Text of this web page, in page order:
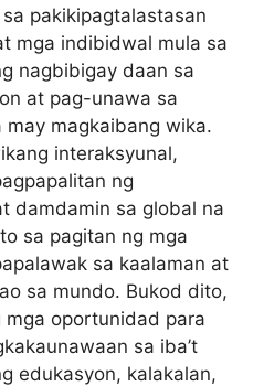
pakikipagtalastasan
mga indibidwal mula sa
nagbibigay daan sa
at pag-unawa sa
magkaibang wika.
interaksyunal,
ng
damdamin sa global na
sa pagitan ng mga
sa kaalaman at
sa mundo. Bukod dito,
oportunidad para
sa iba’t
edukasyon, kalakalan,